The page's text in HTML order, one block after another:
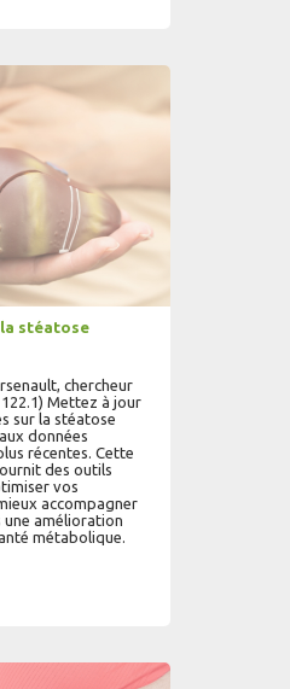
LIRE PLUS...
stéatose
chercheur
Mettez à jour
sur la stéatose
données
récentes. Cette
des outils
vos
accompagner
amélioration
métabolique.
LIRE PLUS...